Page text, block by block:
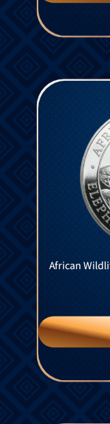
African